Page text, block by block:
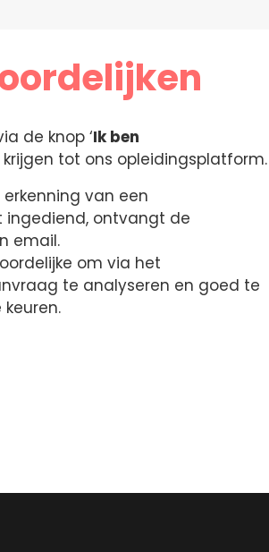
de knop ‘Ik ben
krijgen tot ons opleidingsplatform.
van een
ontvangt de
email.
om via het
te analyseren en goed te